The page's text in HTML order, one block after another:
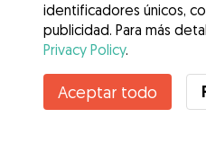
identificadores únicos,
publicidad. Para más
Privacy Policy.
Aceptar todo